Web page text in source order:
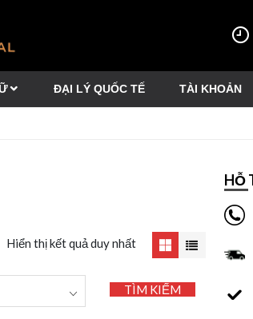
ĐẠI LÝ QUỐC TẾ TÀI KHOẢN
Hiển thị kết quả duy nhất
TÌM KIẾM
HỖ